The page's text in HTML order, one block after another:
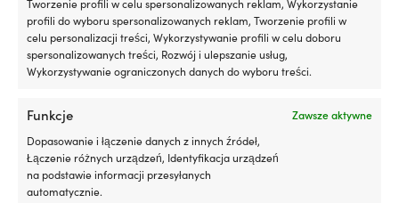
Tworzenie profili w celu spersonalizowanych reklam, Wykorzystanie
profili do wyboru spersonalizowanych reklam, Tworzenie profili w
celu personalizacji treści, Wykorzystywanie profili w celu doboru
spersonalizowanych treści, Rozwój i ulepszanie usług,
Wykorzystywanie ograniczonych danych do wyboru treści.
Funkcje
Zawsze aktywne
Dopasowanie i łączenie danych z innych źródeł,
Łączenie różnych urządzeń, Identyfikacja urządzeń
na podstawie informacji przesyłanych
automatycznie.